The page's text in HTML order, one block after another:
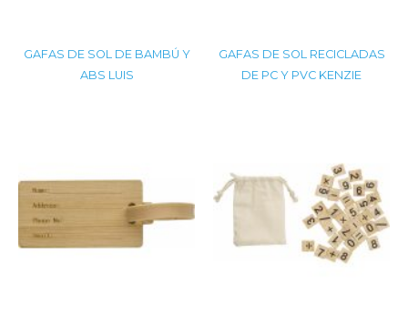
GAFAS DE SOL DE BAMBÚ Y
ABS LUIS
GAFAS DE SOL RECICLADAS
DE PC Y PVC KENZIE